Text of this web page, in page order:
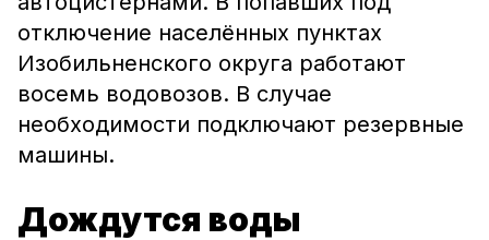
отключение населённых пунктах
Изобильненского округа работают
восемь водовозов. В случае
необходимости подключают резервные
машины.
Дождутся воды